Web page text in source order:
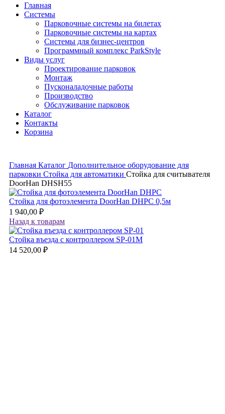
Главная
Системы
Парковочные системы на билетах
Парковочные системы на картах
Системы для бизнес-центров
Программный комплекс ParkStyle
Виды услуг
Проектирование парковок
Монтаж
Пусконаладочные работы
Производство
Обслуживание парковок
Каталог
Контакты
Корзина
Главная Каталог Дополнительное оборудование для
парковки Стойка для автоматики Стойка для считывателя
DoorHan DHSH55
Стойка для фотоэлемента DoorHan DHPC 0,5м
1 940,00 ₽
Назад к товарам
Стойка въезда с контроллером SP-01M
14 520,00 ₽